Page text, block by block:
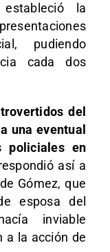
la
pudiendo
cada dos
del
una eventual
policiales en
así a
Gómez, que
esposa del
inviable
a la acción de